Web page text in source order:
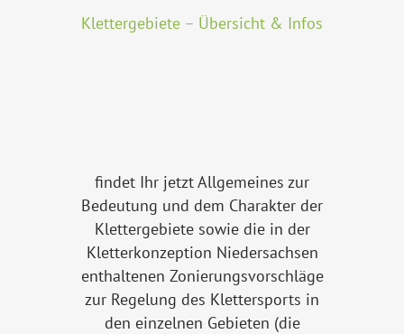
Klettergebiete – Übersicht & Infos
findet Ihr jetzt Allgemeines zur
Bedeutung und dem Charakter der
Klettergebiete sowie die in der
Kletterkonzeption Niedersachsen
enthaltenen Zonierungsvorschläge
zur Regelung des Klettersports in
den einzelnen Gebieten (die